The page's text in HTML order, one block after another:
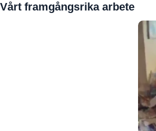
Vårt framgångsrika arbete